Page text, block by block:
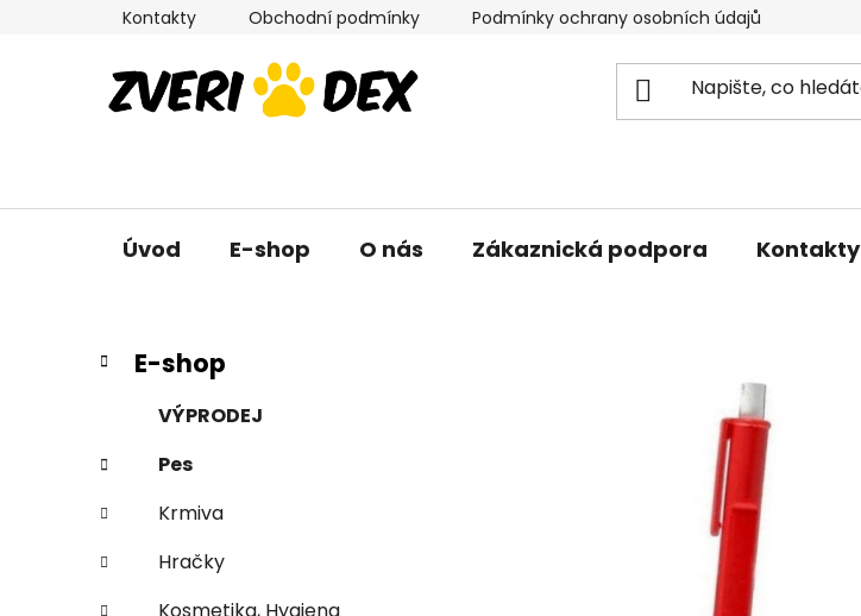
Kontakty Obchodní podmínky Podmínky ochrany osobních údajů
Úvod E-shop O nás Zákaznická podpora Kontakty
P
r
a
n
í
Přeskočit
kategorie
K
a
g
o
r
e
E-shop
VÝPRODEJ
Pes
Krmiva
Hračky